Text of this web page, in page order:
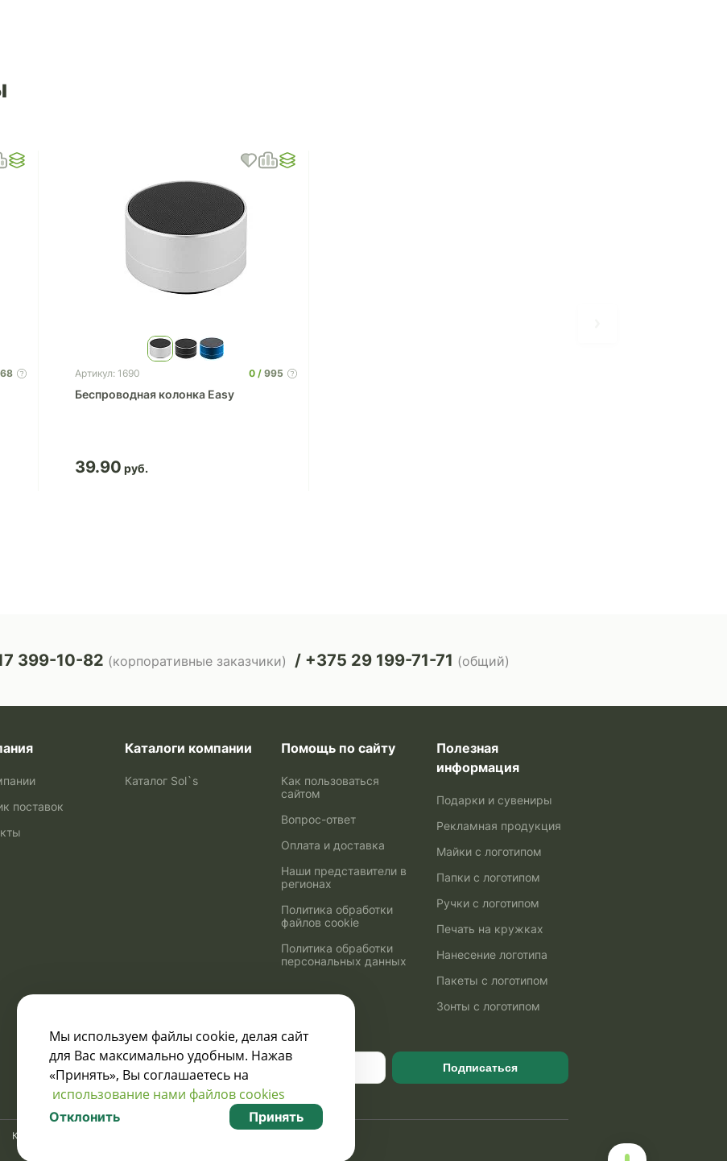
Артикул: 1690 0 995
Беспроводная колонка Easy
39.90
399-10-82 (корпоративные заказчики) +375 29 199-71-71 (общий)
поставок
Каталоги компании
Каталог Sol`s
Помощь по сайту
Как пользоваться
сайтом
Вопрос-ответ
Оплата и доставка
Наши представители в
регионах
Политика обработки
файлов cookie
Политика обработки
персональных данных
Полезная
информация
Подарки и сувениры
Рекламная продукция
Майки с логотипом
Папки с логотипом
Ручки с логотипом
Печать на кружках
Нанесение логотипа
Пакеты с логотипом
Зонты с логотипом
Узнавайте о скидках
и акциях:
Подписаться
Карта сайта
Мы используем файлы cookie, делая сайт
для Вас максимально удобным. Нажав
«Принять», Вы соглашаетесь на
использование нами файлов cookies
Отклонить Принять